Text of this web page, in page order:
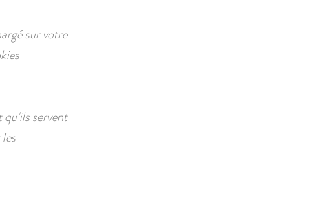
sur votre
qu'ils servent